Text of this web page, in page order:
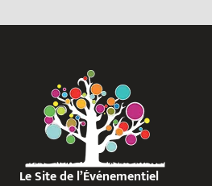
Le Site de l’Événementiel